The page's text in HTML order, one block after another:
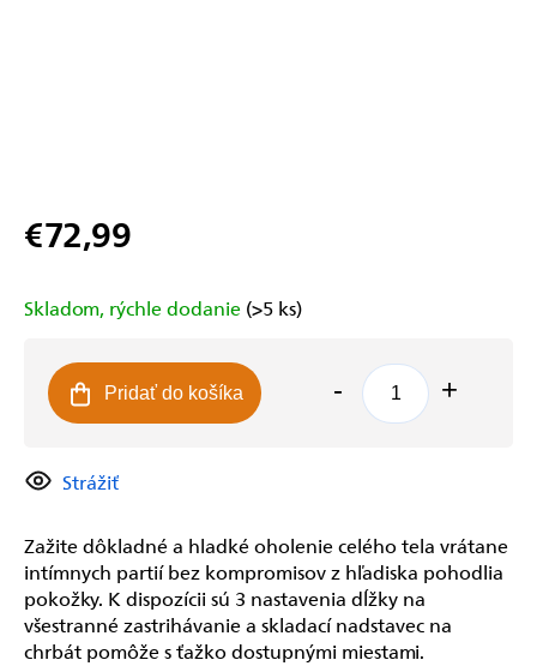
€72,99
cena:
Skladom, rýchle dodanie (>5 ks)
Pridať do košíka
Zažite dôkladné a hladké oholenie celého tela vrátane
intímnych partií bez kompromisov z hľadiska pohodlia
pokožky. K dispozícii sú 3 nastavenia dĺžky na
všestranné zastrihávanie a skladací nadstavec na
chrbát pomôže s ťažko dostupnými miestami.
Strážiť